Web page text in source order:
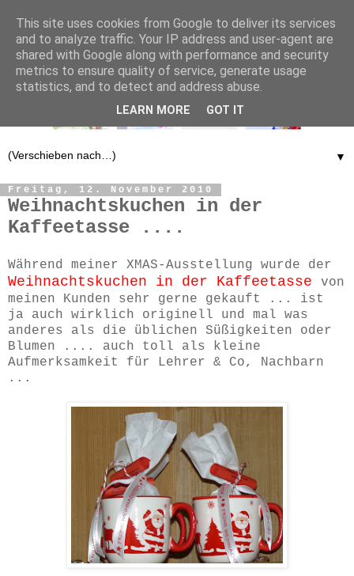
▼
Freitag, 12. November 2010
Weihnachtskuchen in der
Kaffeetasse ....
Während meiner XMAS-Ausstellung wurde der
Weihnachtskuchen in der Kaffeetasse
von
meinen Kunden sehr gerne gekauft ... ist
ja auch wirklich originell und mal was
anderes als die üblichen Süßigkeiten oder
Blumen .... auch toll als kleine
Aufmerksamkeit für Lehrer & Co, Nachbarn
...
This site uses cookies from Google to deliver its services
and to analyze traffic. Your IP address and user-agent are
shared with Google along with performance and security
metrics to ensure quality of service, generate usage
statistics, and to detect and address abuse.
LEARN MORE GOT IT